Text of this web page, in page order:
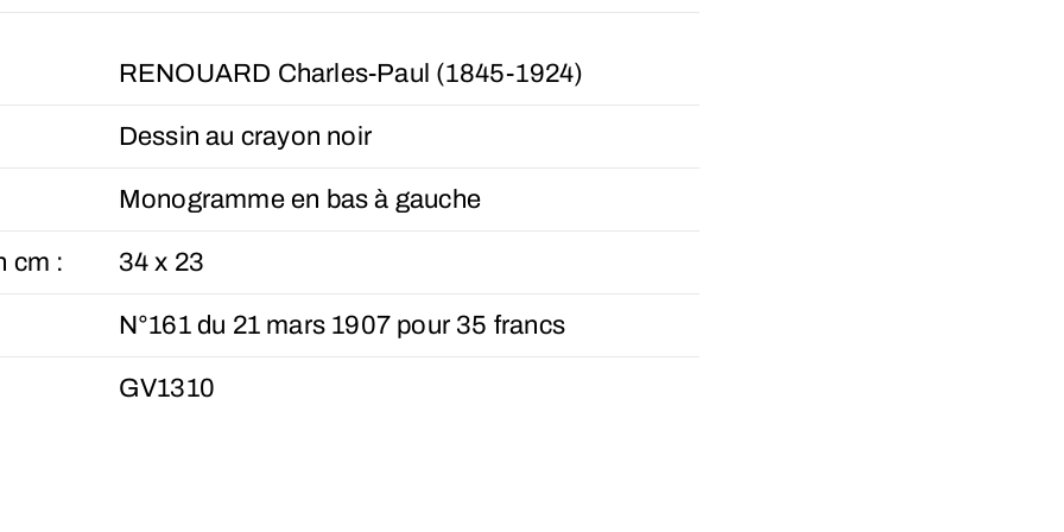
RENOUARD Charles-Paul (1845-1924)
Dessin au crayon noir
Monogramme en bas à gauche
cm : 34 x 23
N°161 du 21 mars 1907 pour 35 francs
GV1310